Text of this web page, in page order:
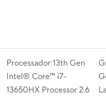
Processador:13th Gen
Intel® Core™ i7-
13650HX Processor 2.6